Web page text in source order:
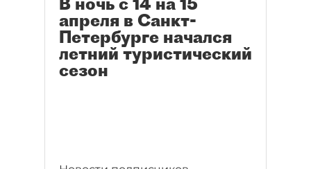
апреля в Санкт-
Петербурге начался
летний туристический
сезон